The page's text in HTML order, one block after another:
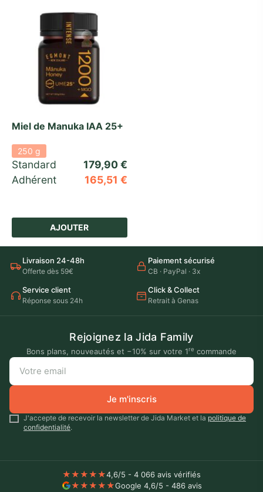
Miel de Manuka IAA 25+
250 g
Standard 179,90€
Adhérent
165,51 €
AJOUTER
Livraison 24-48h
Offerte dès 59€
Paiement sécurisé
CB · PayPal · 3x
Service client
Réponse sous 24h
Click & Collect
Retrait à Genas
Rejoignez la Jida Family
Bons plans, nouveautés et −10% sur votre 1re commande
Votre
email
Je m'inscris
J'accepte de recevoir la newsletter de Jida Market et la politique de
confidentialité.
★★★★★4,6/5 - 4 066 avis vérifiés
★★★★★Google 4,6/5 - 486 avis